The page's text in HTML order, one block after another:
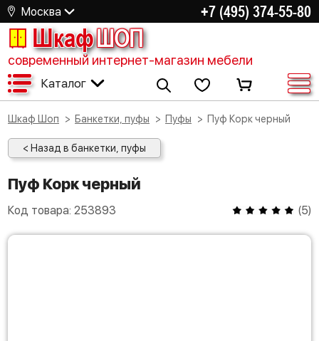
Москва +7 (495) 374-55-80
ШкафШОП
современный интернет-магазин мебели
Каталог
Шкаф Шоп Банкетки, пуфы Пуфы Пуф Корк черный
< Назад в банкетки, пуфы
Пуф Корк черный
Код товара: 253893 (5)